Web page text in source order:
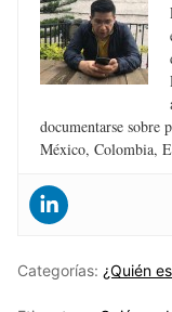
documentarse sobre
México, Colombia,
Categorías: ¿Quién